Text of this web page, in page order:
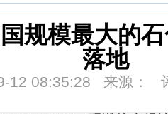
规模最大的
落地
12 08:35:28 来源：